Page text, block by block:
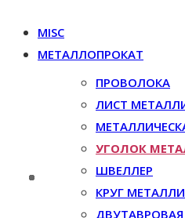
MISC
МЕТАЛЛОПРОКАТ
ПРОВОЛОКА
ЛИСТ
УГОЛОК
ШВЕЛЛЕР
КРУГ